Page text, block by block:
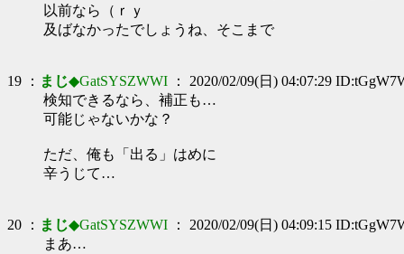
以前なら（ｒｙ
及ばなかったでしょうね、そこまで
19 ： まじ◆GatSYSZWWI ： 2020/02/09(日) 04:07:29
検知できるなら、補正も…
可能じゃないかな？
ただ、俺も「出る」はめに
辛うじて…
20 ： まじ◆GatSYSZWWI ： 2020/02/09(日) 04:09:15
まあ…